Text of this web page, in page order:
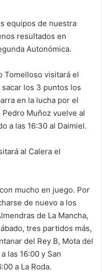
equipos de nuestra
resultados en
Autonómica.
Tomelloso visitará el
sacar los 3 puntos los
en la lucha por el
Muñoz vuelve al
a las 16:30 al Daimiel.
al Calera el
mucho en juego. Por
de nuevo a los
de La Mancha,
tres partidos más,
del Rey B, Mota del
las 16:00 y San
a La Roda.